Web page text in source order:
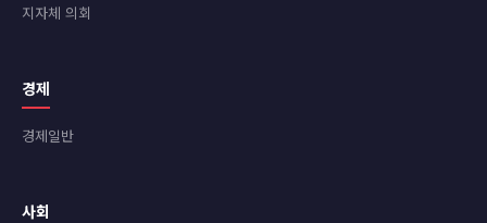
지자체 의회
경제
경제일반
사회